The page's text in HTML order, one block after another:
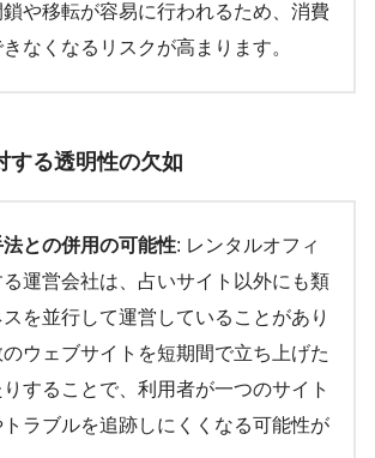
や移転が容易に行われるため、消費
なくなるリスクが高まります。
する透明性の欠如
との併用の可能性: レンタルオフィ
る運営会社は、占いサイト以外にも類
を並行して運営していることがあり
のウェブサイトを短期間で立ち上げた
りすることで、利用者が一つのサイト
ラブルを追跡しにくくなる可能性が